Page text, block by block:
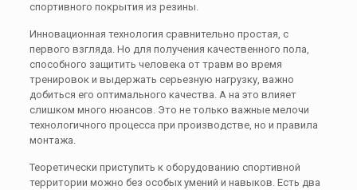
спортивного покрытия из резины.
Инновационная технология сравнительно простая, с
первого взгляда. Но для получения качественного пола,
способного защитить человека от травм во время
тренировок и выдержать серьезную нагрузку, важно
добиться его оптимального качества. А на это влияет
слишком много нюансов. Это не только важные мелочи
технологичного процесса при производстве, но и правила
монтажа.
Теоретически приступить к оборудованию спортивной
территории можно без особых умений и навыков. Есть два